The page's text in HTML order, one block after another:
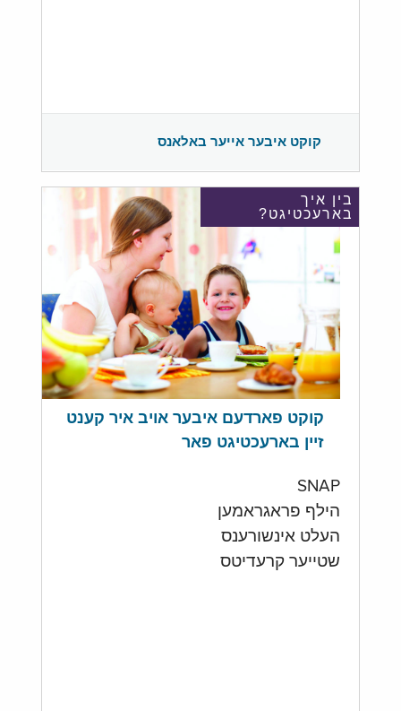
קוקט איבער אייער באלאנס
בין איך
בארעכטיגט?
קוקט פארדעם איבער אויב איר קענט
זיין בארעכטיגט פאר
SNAP
הילף פראגראמען
העלט אינשורענס
שטייער קרעדיטס